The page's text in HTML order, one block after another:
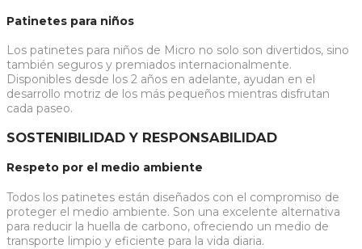
Patinetes para niños
Los patinetes para niños de Micro no solo son divertidos, sino
también seguros y premiados internacionalmente.
Disponibles desde los 2 años en adelante, ayudan en el
desarrollo motriz de los más pequeños mientras disfrutan
cada paseo.
SOSTENIBILIDAD Y RESPONSABILIDAD
Respeto por el medio ambiente
Todos los patinetes están diseñados con el compromiso de
proteger el medio ambiente. Son una excelente alternativa
para reducir la huella de carbono, ofreciendo un medio de
transporte limpio y eficiente para la vida diaria.